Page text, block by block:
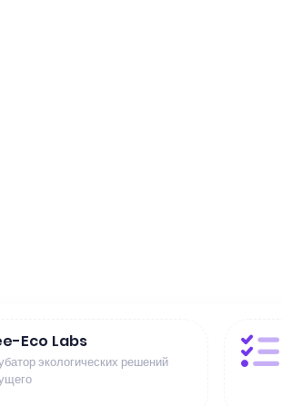
Eco Labs
экологических решений